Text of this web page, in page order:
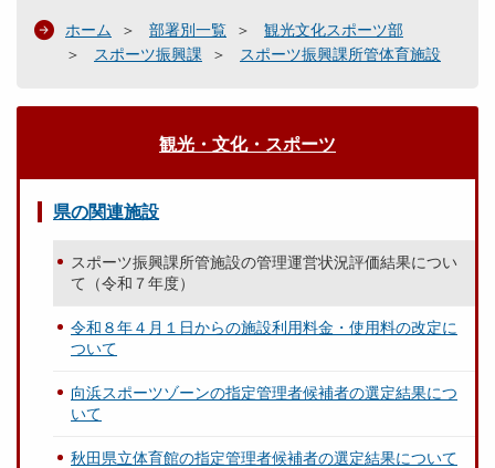
ホーム 部署別一覧
観光文化スポーツ部
スポーツ振興課
スポーツ振興課所管体育施設
観光・文化・スポーツ
県の関連施設
スポーツ振興課所管施設の管理運営状況評価結果につい
て（令和７年度）
令和８年４月１日からの施設利用料金・使用料の改定に
ついて
向浜スポーツゾーンの指定管理者候補者の選定結果につ
いて
秋田県立体育館の指定管理者候補者の選定結果について